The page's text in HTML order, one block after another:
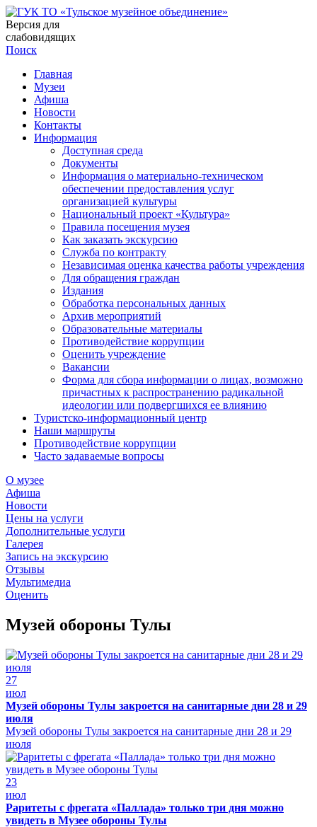
Версия для
слабовидящих
Поиск
Главная
Музеи
Афиша
Новости
Контакты
Информация
Доступная среда
Документы
Информация о материально-техническом
обеспечении предоставления услуг
организацией культуры
Национальный проект «Культура»
Правила посещения музея
Как заказать экскурсию
Служба по контракту
Независимая оценка качества работы учреждения
Для обращения граждан
Издания
Обработка персональных данных
Архив мероприятий
Образовательные материалы
Противодействие коррупции
Оценить учреждение
Вакансии
Форма для сбора информации о лицах, возможно
причастных к распространению радикальной
идеологии или подвергшихся ее влиянию
Туристско-информационный центр
Наши маршруты
Противодействие коррупции
Часто задаваемые вопросы
О музее
Афиша
Новости
Цены на услуги
Дополнительные услуги
Галерея
Запись на экскурсию
Отзывы
Мультимедиа
Оценить
Музей обороны Тулы
27
июл
Музей обороны Тулы закроется на санитарные дни 28 и 29
июля
Музей обороны Тулы закроется на санитарные дни 28 и 29
июля
23
июл
Раритеты с фрегата «Паллада» только три дня можно
увидеть в Музее обороны Тулы